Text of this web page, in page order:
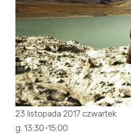
23 listopada 2017 czwartek
g. 13:30-15:00